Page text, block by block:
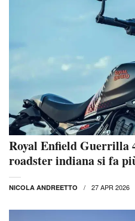
Royal Enfield Guerrilla
roadster indiana si fa
NICOLA ANDREETTO 27 APR 2026